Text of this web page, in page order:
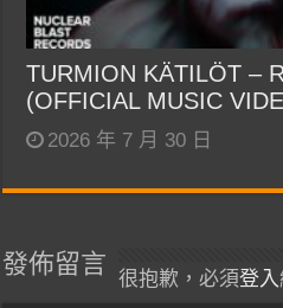
TURMION KÄTILÖT –
(OFFICIAL MUSIC
2026 年 7 月 30 日
發佈留言
很抱歉，必須登入